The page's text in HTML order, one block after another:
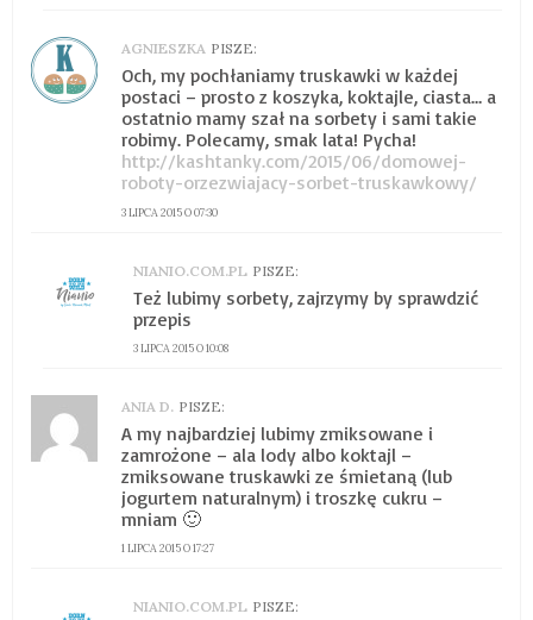
AGNIESZKA PISZE:
3 LIPCA 2015 O 07:30
Och, my pochłaniamy truskawki w każdej
postaci – prosto z koszyka, koktajle, ciasta… a
ostatnio mamy szał na sorbety i sami takie
robimy. Polecamy, smak lata! Pycha!
http://kashtanky.com/2015/06/domowej-
roboty-orzezwiajacy-sorbet-truskawkowy/
NIANIO.COM.PL PISZE:
3 LIPCA 2015 O 10:08
Też lubimy sorbety, zajrzymy by sprawdzić
przepis
ANIA D. PISZE:
1 LIPCA 2015 O 17:27
A my najbardziej lubimy zmiksowane i
zamrożone – ala lody albo koktajl –
zmiksowane truskawki ze śmietaną (lub
jogurtem naturalnym) i troszkę cukru –
mniam 🙂
NIANIO.COM.PL PISZE: